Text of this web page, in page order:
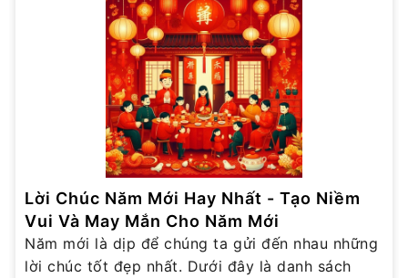
Lời Chúc Năm Mới Hay Nhất - Tạo Niềm
Vui Và May Mắn Cho Năm Mới
Năm mới là dịp để chúng ta gửi đến nhau những
lời chúc tốt đẹp nhất. Dưới đây là danh sách